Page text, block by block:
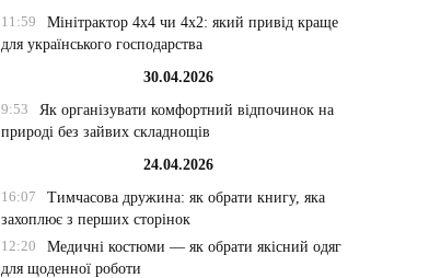
11:59
Мінітрактор 4х4 чи 4х2: який привід краще
для українського господарства
30.04.2026
9:53
Як організувати комфортний відпочинок на
природі без зайвих складнощів
24.04.2026
16:07
Тимчасова дружина: як обрати книгу, яка
захоплює з перших сторінок
12:20
Медичні костюми — як обрати якісний одяг
для щоденної роботи